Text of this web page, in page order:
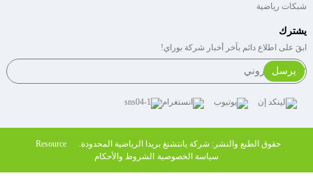
شبكات رياضية
يشترك
ابقَ على اطلاع دائم بآخر أخبار شركة بوراي!
يرسل
حقوق الطبع والنشر: شركة يانتشنغ بريدا الرياضية المحدودة.
Resource
سياسة الخصوصية،الشروط والأحكام